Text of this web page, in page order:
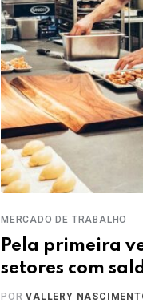
MERCADO DE TRABALHO
Pela primeira
setores com
PORVALLERY